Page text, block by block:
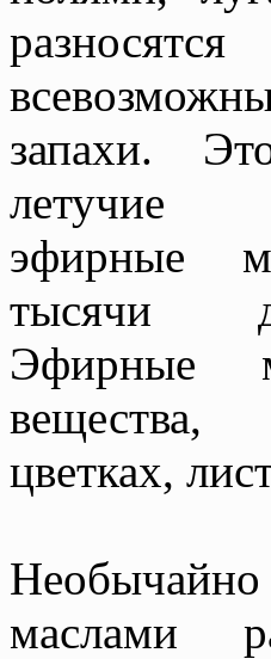
разносятся
запахи.
летучие
эфирные
тысячи
Эфирные
цветках,
маслами